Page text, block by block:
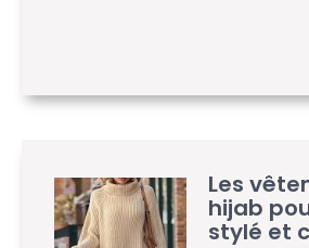
Les
hijab
stylé et